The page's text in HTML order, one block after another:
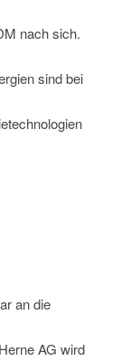
nach sich.
sind bei
an die
AG wird